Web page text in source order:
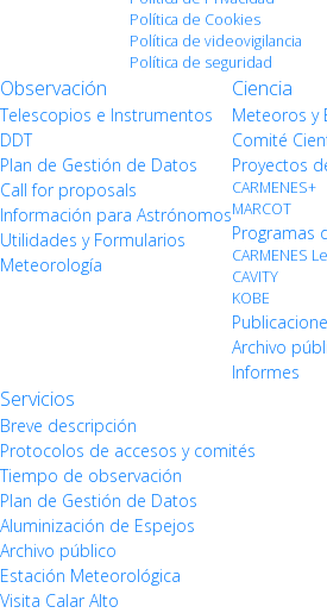
Política de Cookies
Política de videovigilancia
Política de seguridad
Observación
Telescopios e Instrumentos
DDT
Plan de Gestión de Datos
Call for proposals
Información para Astrónomos
Utilidades y Formularios
Meteorología
Ciencia
Meteoros y
Comité
Proyectos
CARMENES+
MARCOT
Programas
CARMENES
CAVITY
KOBE
Archivo
Informes
Servicios
Breve descripción
Protocolos de accesos y comités
Tiempo de observación
Plan de Gestión de Datos
Aluminización de Espejos
Archivo público
Estación Meteorológica
Visita Calar Alto